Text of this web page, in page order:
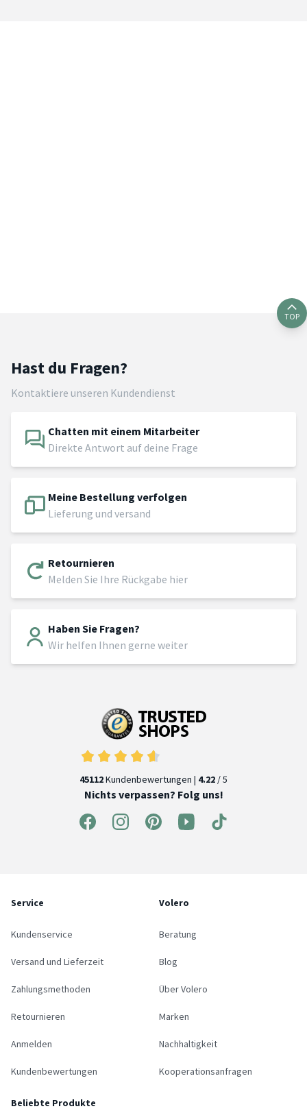
TOP
Hast du Fragen?
Kontaktiere unseren Kundendienst
Chatten mit einem Mitarbeiter
Direkte Antwort auf deine Frage
Meine Bestellung verfolgen
Lieferung und versand
Retournieren
Melden Sie Ihre Rückgabe hier
Haben Sie Fragen?
Wir helfen Ihnen gerne weiter
45112Kundenbewertungen | 4.22 / 5
Nichts verpassen? Folg uns!
Service
Kundenservice
Versand und Lieferzeit
Zahlungsmethoden
Retournieren
Anmelden
Kundenbewertungen
Volero
Beratung
Blog
Über Volero
Marken
Nachhaltigkeit
Kooperationsanfragen
Beliebte Produkte